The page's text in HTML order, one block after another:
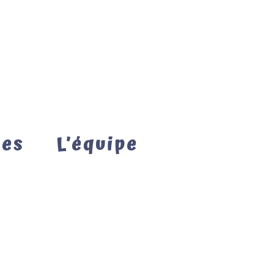
L’équipe